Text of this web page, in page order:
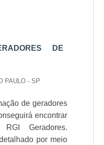
de locação com base em
por mais de três meses.
no ramo de
um dos profissionais e
DE
PAULO - SP
de geradores
encontrar
Geradores.
por meio